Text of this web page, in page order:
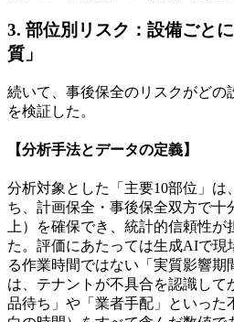
3. 部位別リスク：設備ごと
質」
続いて、事後保全のリスクがどの
を検証した。
【分析手法とデータの定義】
分析対象とした「主要10部位」は
ち、計画保全・事後保全双方で十
上）を確保でき、統計的信頼性
た。評価にあたっては生成AIで現
る作業時間ではない「実質影響
は、テナントが不具合を認識して
品待ち」や「業者手配」といった